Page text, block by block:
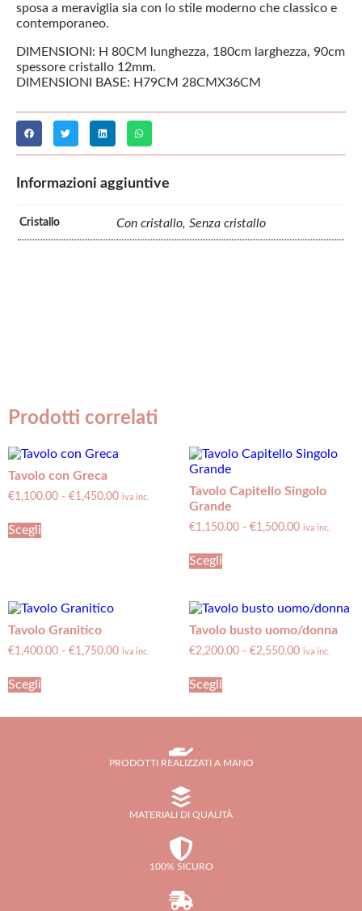
sposa a meraviglia sia con lo stile moderno che classico e
contemporaneo.
DIMENSIONI: H 80CM lunghezza, 180cm larghezza, 90cm
spessore cristallo 12mm.
DIMENSIONI BASE: H79CM 28CMX36CM
Informazioni aggiuntive
Cristallo Con cristallo, Senza cristallo
Prodotti correlati
Tavolo con Greca
€1,100.00 - €1,450.00 iva inc.
Scegli
Tavolo Capitello Singolo
Grande
€1,150.00 - €1,500.00 iva inc.
Scegli
Tavolo Granitico
€1,400.00 - €1,750.00 iva inc.
Scegli
Tavolo busto uomo/donna
€2,200.00 - €2,550.00 iva inc.
Scegli
PRODOTTI REALIZZATI A MANO
MATERIALI DI QUALITÀ
100% SICURO